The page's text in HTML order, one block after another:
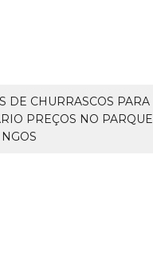
DE CHURRASCOS PARA
PREÇOS NO PARQUE